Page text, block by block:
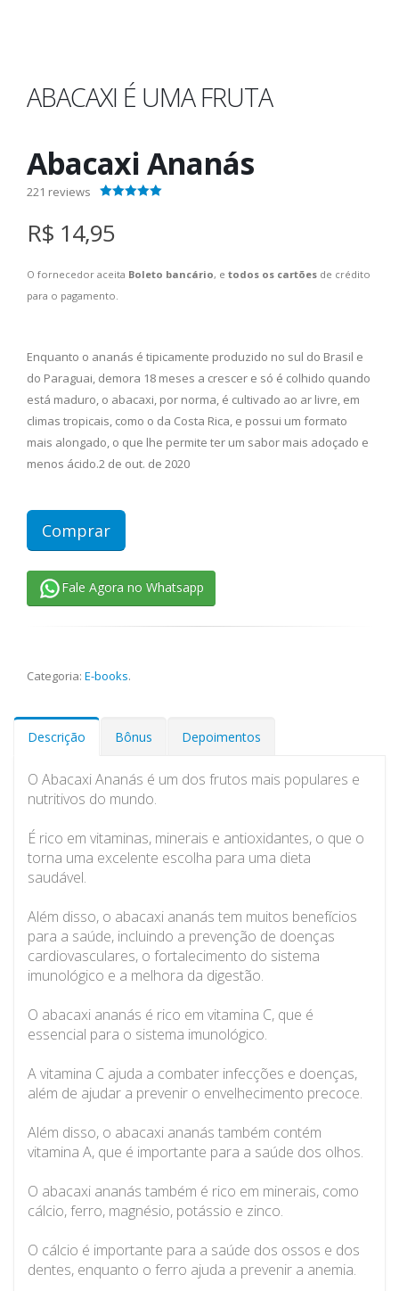
ABACAXI É UMA FRUTA
Abacaxi Ananás
221 reviews
R$ 14,95
O fornecedor aceita Boleto bancário, e todos os cartões de crédito
para o pagamento.
Enquanto o ananás é tipicamente produzido no sul do Brasil e
do Paraguai, demora 18 meses a crescer e só é colhido quando
está maduro, o abacaxi, por norma, é cultivado ao ar livre, em
climas tropicais, como o da Costa Rica, e possui um formato
mais alongado, o que lhe permite ter um sabor mais adoçado e
menos ácido.2 de out. de 2020
Comprar
Fale Agora no Whatsapp
Categoria: E-books.
Descrição Bônus Depoimentos
O Abacaxi Ananás é um dos frutos mais populares e
nutritivos do mundo.
É rico em vitaminas, minerais e antioxidantes, o que o
torna uma excelente escolha para uma dieta
saudável.
Além disso, o abacaxi ananás tem muitos benefícios
para a saúde, incluindo a prevenção de doenças
cardiovasculares, o fortalecimento do sistema
imunológico e a melhora da digestão.
O abacaxi ananás é rico em vitamina C, que é
essencial para o sistema imunológico.
A vitamina C ajuda a combater infecções e doenças,
além de ajudar a prevenir o envelhecimento precoce.
Além disso, o abacaxi ananás também contém
vitamina A, que é importante para a saúde dos olhos.
O abacaxi ananás também é rico em minerais, como
cálcio, ferro, magnésio, potássio e zinco.
O cálcio é importante para a saúde dos ossos e dos
dentes, enquanto o ferro ajuda a prevenir a anemia.